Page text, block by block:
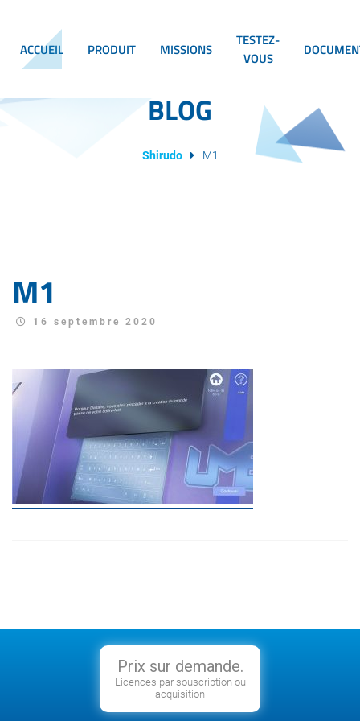
ACCUEIL PRODUIT MISSIONS
TESTEZ-
VOUS
BLOG
Shirudo M1
M1
16 septembre 2020
Prix sur demande.
Licences par souscription ou
acquisition